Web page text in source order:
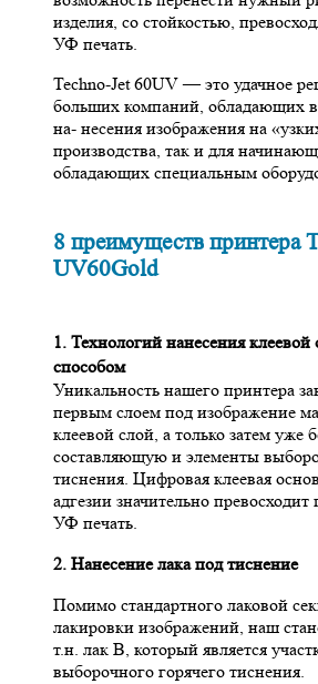
изделия, со стойкостью,
УФ печать.
Techno-Jet 60UV — это удачное
больших компаний, обладающих
на- несения изображения на
производства, так и для
обладающих специальным
8 преимуществ принтера
UV60Gold
1. Технологий нанесения
способом
Уникальность нашего принтера
первым слоем под изображение
клеевой слой, а только затем
составляющую и элементы
тиснения. Цифровая клеевая
адгезии значительно
УФ печать.
2. Нанесение лака под тиснение
Помимо стандартного лаковой
лакировки изображений, наш
т.н. лак B, который является
выборочного горячего тиснения.